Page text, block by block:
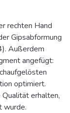
rechten Hand
Gipsabformung
Außerdem
angefügt:
optimiert.
erhalten,
wurde.